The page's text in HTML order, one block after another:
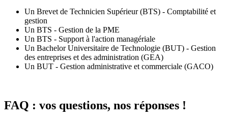
Un Brevet de Technicien Supérieur (BTS) - Comptabilité et
gestion
Un BTS - Gestion de la PME
Un BTS - Support à l'action managériale
Un Bachelor Universitaire de Technologie (BUT) - Gestion
des entreprises et des administration (GEA)
Un BUT - Gestion administrative et commerciale (GACO)
FAQ : vos questions, nos réponses !